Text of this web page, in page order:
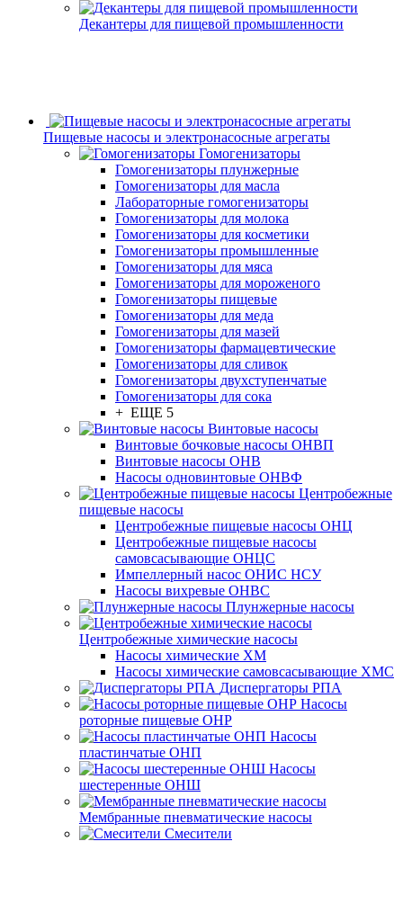
Декантеры для пищевой промышленности
Пищевые насосы и электронасосные агрегаты
Гомогенизаторы
Гомогенизаторы плунжерные
Гомогенизаторы для масла
Лабораторные гомогенизаторы
Гомогенизаторы для молока
Гомогенизаторы для косметики
Гомогенизаторы промышленные
Гомогенизаторы для мяса
Гомогенизаторы для мороженого
Гомогенизаторы пищевые
Гомогенизаторы для меда
Гомогенизаторы для мазей
Гомогенизаторы фармацевтические
Гомогенизаторы для сливок
Гомогенизаторы двухступенчатые
Гомогенизаторы для сока
+ ЕЩЕ 5
Винтовые насосы
Винтовые бочковые насосы ОНВП
Винтовые насосы ОНВ
Насосы одновинтовые ОНВФ
Центробежные
пищевые насосы
Центробежные пищевые насосы ОНЦ
Центробежные пищевые насосы
самовсасывающие ОНЦС
Импеллерный насос ОНИС НСУ
Насосы вихревые ОНВС
Плунжерные насосы
Центробежные химические насосы
Насосы химические ХМ
Насосы химические самовсасывающие ХМС
Диспергаторы РПА
Насосы
роторные пищевые ОНР
Насосы
пластинчатые ОНП
Насосы
шестеренные ОНШ
Мембранные пневматические насосы
Смесители